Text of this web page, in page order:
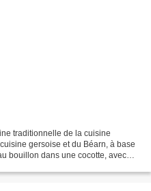
traditionnelle de la cuisine
gersoise et du Béarn, à base
bouillon dans une cocotte, avec